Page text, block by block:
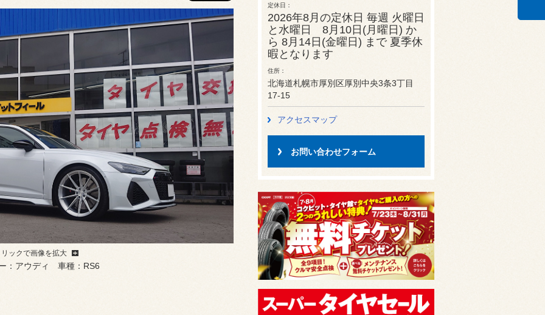
ックで画像を拡大
：アウディ 車種：RS6
定休日
2026年8月の定休日 毎週 火曜日
と水曜日 8月10日(月曜日) か
ら 8月14日(金曜日) まで 夏季休
暇となります
住所
北海道札幌市厚別区厚別中央3条3丁目
17-15
アクセスマップ
お問い合わせフォーム